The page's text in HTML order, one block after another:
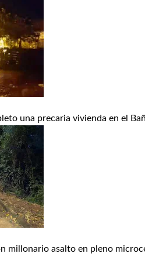
una precaria vivienda en el
millonario asalto en pleno